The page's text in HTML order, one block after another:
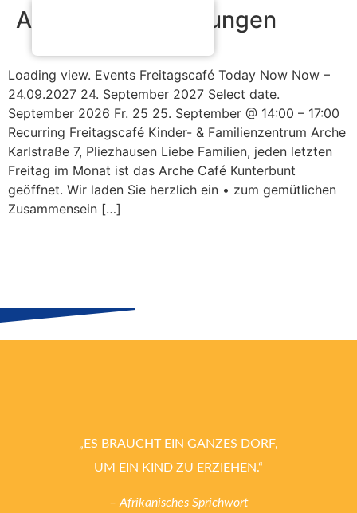
Archiv: Veranstaltungen
Loading view. Events Freitagscafé Today Now Now –
24.09.2027 24. September 2027 Select date.
September 2026 Fr. 25 25. September @ 14:00 – 17:00
Recurring Freitagscafé Kinder- & Familienzentrum Arche
Karlstraße 7, Pliezhausen Liebe Familien, jeden letzten
Freitag im Monat ist das Arche Café Kunterbunt
geöffnet. Wir laden Sie herzlich ein • zum gemütlichen
Zusammensein […]
„ES BRAUCHT EIN GANZES DORF,
UM EIN KIND ZU ERZIEHEN.“
– Afrikanisches Sprichwort